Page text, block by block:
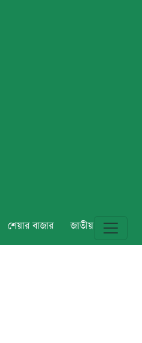
শেয়ার বাজার জাতীয় বিশ্ব